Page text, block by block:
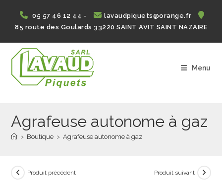
content
05 57 46 12 44 -
lavaudpiquets@orange.fr
85 route des Goulards 33220 SAINT AVIT SAINT NAZAIRE
Menu
Agrafeuse autonome à gaz
> Boutique > Agrafeuse autonome à gaz
Produit précédent Produit suivant